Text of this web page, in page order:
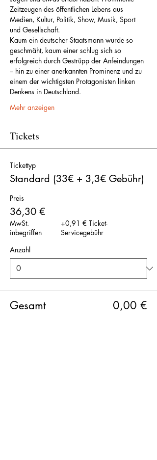
Zeitzeugen des öffentlichen Lebens aus
Medien, Kultur, Politik, Show, Musik, Sport
und Gesellschaft.
Kaum ein deutscher Staatsmann wurde so
geschmäht, kaum einer schlug sich so
erfolgreich durch Gestrüpp der Anfeindungen
– hin zu einer anerkannten Prominenz und zu
einem der wichtigsten Protagonisten linken
Denkens in Deutschland.
Mehr anzeigen
Tickets
Tickettyp
Standard (33€ + 3,3€ Gebühr)
Preis
36,30 €
MwSt.
inbegriffen
+0,91 € Ticket-
Servicegebühr
Anzahl
Gesamt 0,00 €